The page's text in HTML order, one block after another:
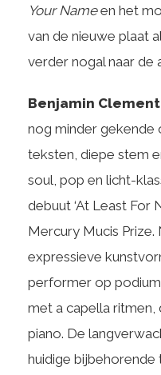
Your Nameen het
van de nieuwe plaat
verder nogal naar de
Benjamin
nog minder gekende
teksten, diepe stem
soul, pop en licht-
debuut ‘At Least For
Mercury Mucis
expressieve
performer op
met a capella ritmen,
piano. De
huidige